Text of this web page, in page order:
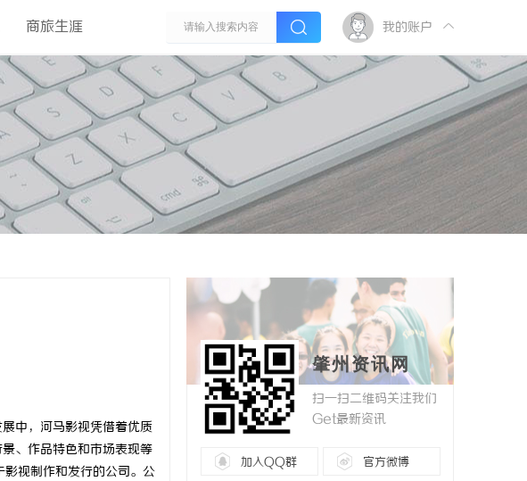
商旅生涯 我的账户
中，河马影视凭借着优质
、作品特色和市场表现等
视制作和发行的公司。公
肇州资讯网
扫一扫二维码关注我们
Get最新资讯
加入QQ群 官方微博